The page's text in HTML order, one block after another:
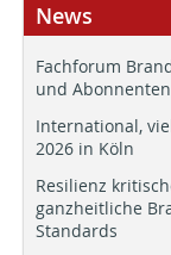
News
Fachforum
und Abonnenten
International,
2026 in Köln
Resilienz
ganzheitliche
Standards